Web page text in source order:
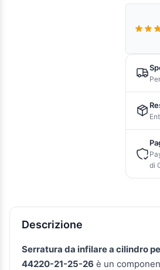
di
Descrizione e
Descrizione
Serratura da infilare a cilindro
44220-21-25-26 è un